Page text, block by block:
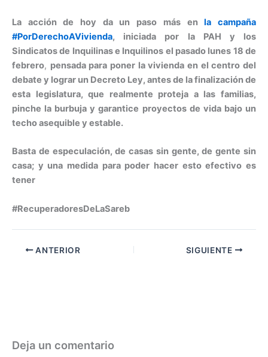
La acción de hoy da un paso más enla campaña
#PorDerechoAVivienda, iniciada por la PAH y los
Sindicatos de Inquilinas e Inquilinos el pasado lunes 18 de
febrero, pensada para poner la vivienda en el centro del
debate y lograr un Decreto Ley, antes de la finalización de
esta legislatura, que realmente proteja a las familias,
pinche la burbuja y garantice proyectos de vida bajo un
techo asequible y estable.
Basta de especulación, de casas sin gente, de gente sin
casa; y una medida para poder hacer esto efectivo es
tener
#RecuperadoresDeLaSareb
ANTERIOR SIGUIENTE
Deja un comentario